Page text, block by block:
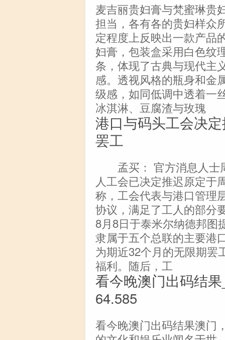
麦吉丽贵妇膏与梵蜜琳贵
担当，各有各的贵妇样众
定程度上反映出一款产品
妇膏，包装盒采用白色纹
条，体现了古典与现代主
感。透视风格的瓶身和金
级感，如同低调中透着一
冰淇淋、豆腐渣与玫瑰
港口与码头工会决
罢工
孟买： 官方消息人士
人工会已决定推迟原定
称，工会代表与港口管理
协议，满足了工人的部
8月8日于泰米尔纳德邦图
隶属于五个总联的主要港
为期近32个月的无限期罢
福利。随后，工
看今晚澳门出码结
64.585
看今晚澳门出码结果澳门